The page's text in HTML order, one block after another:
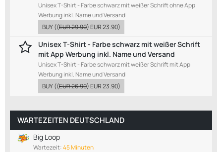
Unisex T-Shirt - Farbe schwarz mit weißer Schrift ohne App
Werbung inkl. Name und Versand
BUY((EUR 29.90)EUR 23.90)
Unisex T-Shirt - Farbe schwarz mit weißer Schrift
mit App Werbung inkl. Name und Versand
Unisex T-Shirt - Farbe schwarz mit weißer Schrift mit App
Werbung inkl. Name und Versand
BUY((EUR 26.90)EUR 23.90)
WARTEZEITEN DEUTSCHLAND
Big Loop
Wartezeit:45 Minuten